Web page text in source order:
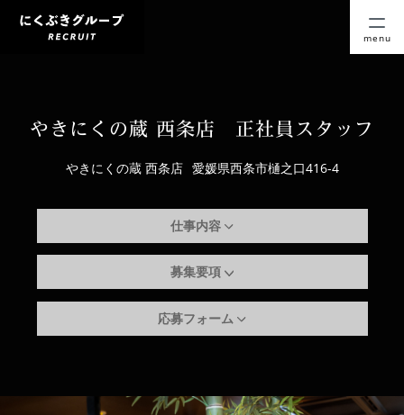
menu
やきにくの蔵 西条店 正社員スタッフ
やきにくの蔵 西条店 愛媛県西条市樋之口416-4
仕事内容
募集要項
応募フォーム